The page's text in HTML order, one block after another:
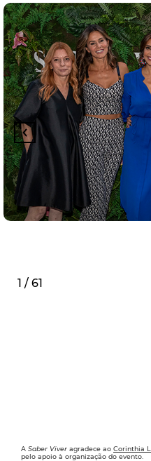
1 / 61
A Saber Viver agradece ao Corinthia
pelo apoio à organização do evento.